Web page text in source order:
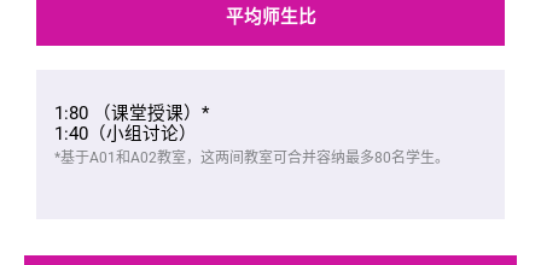
平均师生比
1:80 （课堂授课）*
1:40（小组讨论）
*基于A01和A02教室，这两间教室可合并容纳最多80名学生。